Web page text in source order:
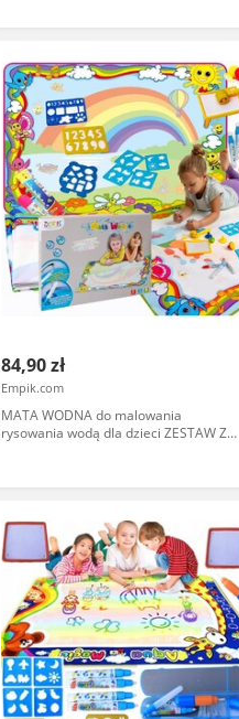
84,90 zł
Empik.com
MATA WODNA do malowania
rysowania wodą dla dzieci ZESTAW Z